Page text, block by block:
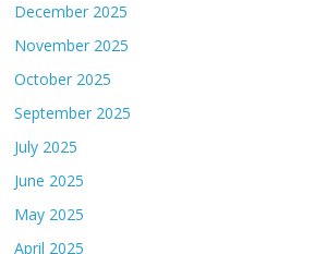
December 2025
November 2025
October 2025
September 2025
July 2025
June 2025
May 2025
April 2025